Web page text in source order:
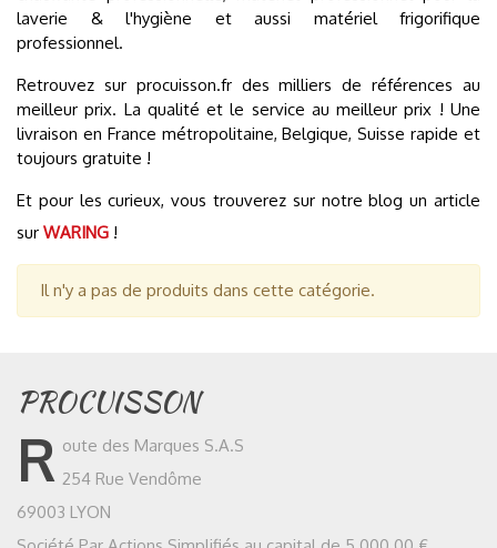
laverie & l'hygiène et aussi matériel frigorifique
professionnel.
Retrouvez sur procuisson.fr des milliers de références au
meilleur prix. La qualité et le service au meilleur prix ! Une
livraison en France métropolitaine, Belgique, Suisse rapide et
toujours gratuite !
Et pour les curieux, vous trouverez sur notre blog un article
sur WARING !
Il n'y a pas de produits dans cette catégorie.
PROCUISSON
R oute des Marques S.A.S
254 Rue Vendôme
69003 LYON